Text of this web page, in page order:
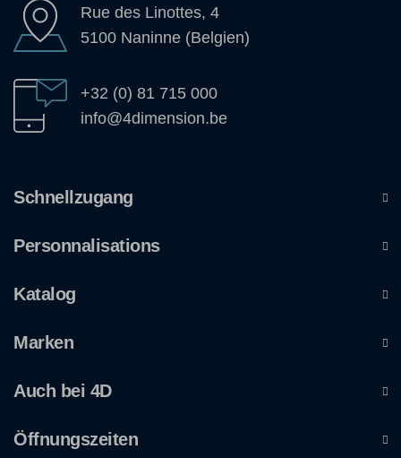
Rue des Linottes, 4
5100 Naninne (Belgien)
+32 (0) 81 715 000
info@4dimension.be
Schnellzugang
Personnalisations
Katalog
Marken
Auch bei 4D
Öffnungszeiten